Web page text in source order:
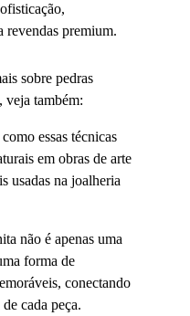
revendas premium.
sobre pedras
veja também:
essas técnicas
em obras de arte
usadas na joalheria
não é apenas uma
forma de
conectando
cada peça.